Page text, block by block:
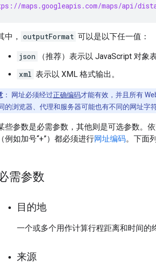
maps.googleapis.com/maps/api/
中， outputFormat 可以是以下任一值：
json
（推荐）表示以 JavaScript 对象
xml 表示以 XML 格式输出。
： 网址必须经过正确编码才能有效，并且所有
的浏览器、代理和服务器可能也有不同的网址字符
些参数是必需参数，其他则是可选参数。
（例如加号“+”）都必须进行网址编码。下面
需参数
目的地
一个或多个用作计算行程距离和时间的
来源